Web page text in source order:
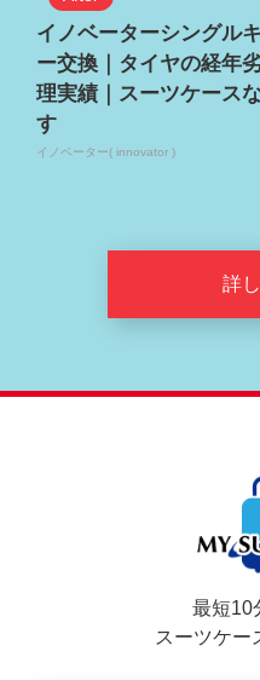
イノベーターシングル
ー交換｜タイヤの経年
理実績｜スーツケース
す
イノベーター( innovator )
詳
最短10
スーツケー